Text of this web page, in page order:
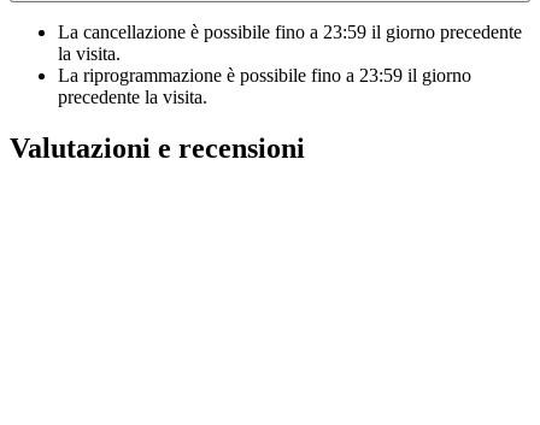
La cancellazione è possibile fino a 23:59 il giorno precedente
la visita.
La riprogrammazione è possibile fino a 23:59 il giorno
precedente la visita.
Valutazioni e recensioni